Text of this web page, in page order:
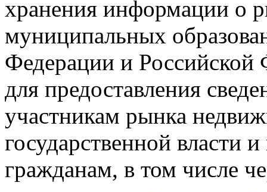
хранения информации о
муниципальных
Федерации и Российской
для предоставления
участникам рынка
государственной власти
гражданам, в том числе